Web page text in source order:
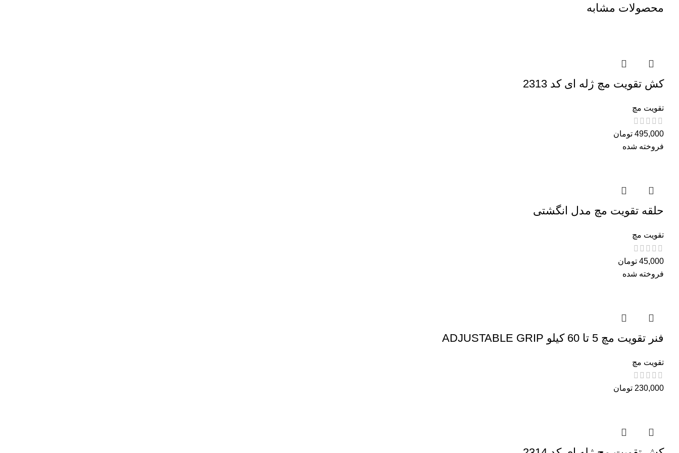
محصولات مشابه
کش تقویت مچ ژله ای کد 2313
تقویت مچ
495,000 تومان
فروخته شده
حلقه تقویت مچ مدل انگشتی
تقویت مچ
45,000 تومان
فروخته شده
فنر تقویت مچ 5 تا 60 کیلو ADJUSTABLE GRIP
تقویت مچ
230,000 تومان